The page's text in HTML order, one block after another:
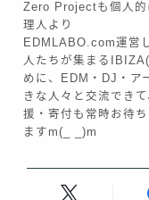
Zero Projectも個人的
理人より
EDMLABO.com運営
人たちが集まる
めに、EDM・DJ・ア
きな人々と交流でき
援・寄付も常時お待
ますm(_ _)m